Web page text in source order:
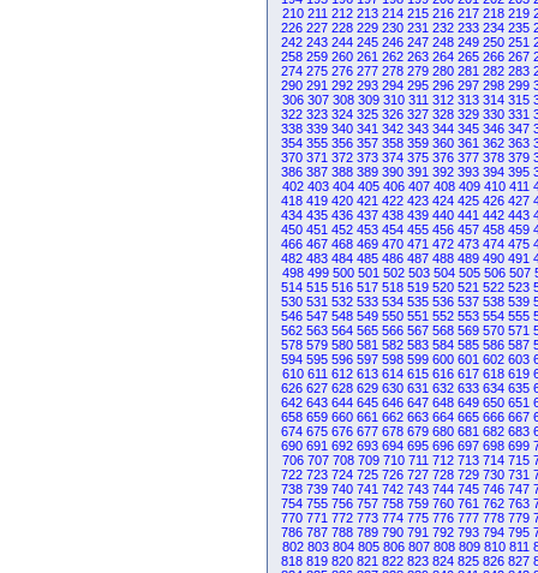
210 211 212 213 214 215 216 217 218 219
226 227 228 229 230 231 232 233 234 235
242 243 244 245 246 247 248 249 250 251
258 259 260 261 262 263 264 265 266 267
274 275 276 277 278 279 280 281 282 283
290 291 292 293 294 295 296 297 298 299
306 307 308 309 310 311 312 313 314 315
322 323 324 325 326 327 328 329 330 331
338 339 340 341 342 343 344 345 346 347
354 355 356 357 358 359 360 361 362 363
370 371 372 373 374 375 376 377 378 379
386 387 388 389 390 391 392 393 394 395
402 403 404 405 406 407 408 409 410 411
418 419 420 421 422 423 424 425 426 427
434 435 436 437 438 439 440 441 442 443
450 451 452 453 454 455 456 457 458 459
466 467 468 469 470 471 472 473 474 475
482 483 484 485 486 487 488 489 490 491
498 499 500 501 502 503 504 505 506 507
514 515 516 517 518 519 520 521 522 523
530 531 532 533 534 535 536 537 538 539
546 547 548 549 550 551 552 553 554 555
562 563 564 565 566 567 568 569 570 571
578 579 580 581 582 583 584 585 586 587
594 595 596 597 598 599 600 601 602 603
610 611 612 613 614 615 616 617 618 619
626 627 628 629 630 631 632 633 634 635
642 643 644 645 646 647 648 649 650 651
658 659 660 661 662 663 664 665 666 667
674 675 676 677 678 679 680 681 682 683
690 691 692 693 694 695 696 697 698 699
706 707 708 709 710 711 712 713 714 715
722 723 724 725 726 727 728 729 730 731
738 739 740 741 742 743 744 745 746 747
754 755 756 757 758 759 760 761 762 763
770 771 772 773 774 775 776 777 778 779
786 787 788 789 790 791 792 793 794 795
802 803 804 805 806 807 808 809 810 811
818 819 820 821 822 823 824 825 826 827